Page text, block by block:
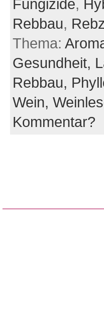
Fungizide,
Rebbau,
Thema:
Gesundheit,
Rebbau,
Wein,
Kommentar?